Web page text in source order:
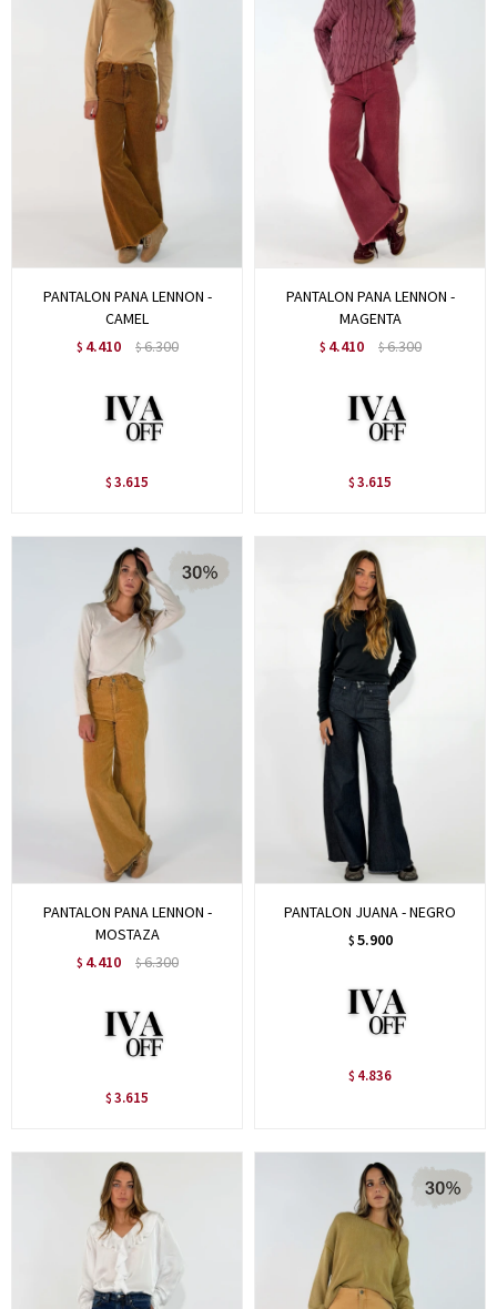
PANTALON PANA LENNON -
CAMEL
$ 4.410 $6.300
$ 3.615
PANTALON PANA LENNON -
MAGENTA
$ 4.410 $6.300
$ 3.615
PANTALON PANA LENNON -
MOSTAZA
$ 4.410 $6.300
$ 3.615
PANTALON JUANA - NEGRO
$ 5.900
$ 4.836